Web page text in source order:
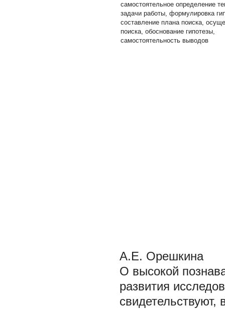
самостоятельное определение
задачи работы, формулировка
составление плана поиска,
поиска, обоснование гипотезы,
самостоятельность выводов
А.Е. Орешкина
О высокой
развития